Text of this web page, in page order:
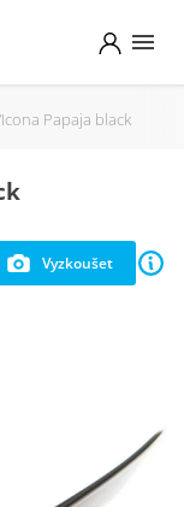
Icona Papaja black
Vyzkoušet